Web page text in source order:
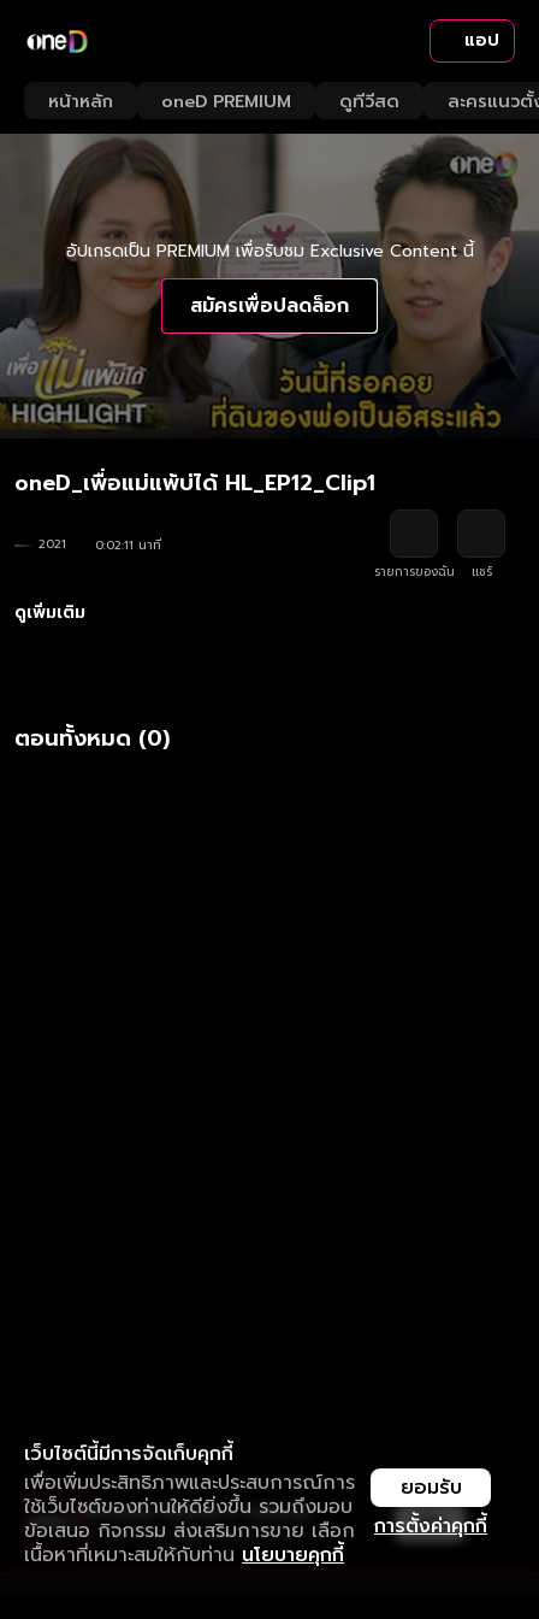
แอป
หน้าหลัก oneD PREMIUM ดูทีวีสด ละครแนวตั้
อัปเกรดเป็น PREMIUM เพื่อรับชม Exclusive Content นี้
สมัครเพื่อปลดล็อก
oneD_เพื่อแม่แพ้บ่ได้ HL_EP12_Clip1
2021
0:02:11 นาที
รายการของฉัน
แชร์
ดูเพิ่มเติม
ตอนทั้งหมด (0)
เว็บไซต์นี้มีการจัดเก็บคุกกี้
เพื่อเพิ่มประสิทธิภาพและประสบการณ์การ
ใช้เว็บไซต์ของท่านให้ดียิ่งขึ้น รวมถึงมอบ
ข้อเสนอ กิจกรรม ส่งเสริมการขาย เลือก
เนื้อหาที่เหมาะสมให้กับท่าน นโยบายคุกกี้
การตั้งค่าคุกกี้
ยอมรับ
ใช้งานแอป ลื่นไหลกว่า ไม่มีสะดุด
ดาวน์โหลดแอปเพื่อการรับชมที่ดีกว่า เปิด